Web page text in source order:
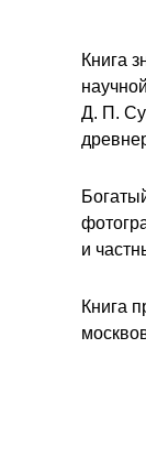
Книга
Д. П.
и
Книга